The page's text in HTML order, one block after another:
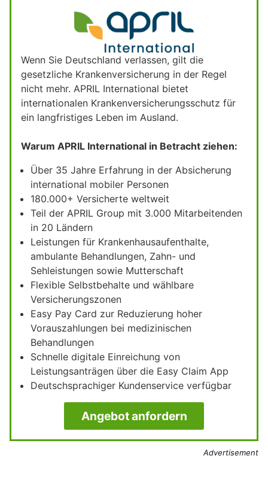
Wenn Sie Deutschland verlassen, gilt die
gesetzliche Krankenversicherung in der Regel
nicht mehr. APRIL International bietet
internationalen Krankenversicherungsschutz für
ein langfristiges Leben im Ausland.
Warum APRIL International in Betracht ziehen:
Über 35 Jahre Erfahrung in der Absicherung
international mobiler Personen
180.000+ Versicherte weltweit
Teil der APRIL Group mit 3.000 Mitarbeitenden
in 20 Ländern
Leistungen für Krankenhausaufenthalte,
ambulante Behandlungen, Zahn- und
Sehleistungen sowie Mutterschaft
Flexible Selbstbehalte und wählbare
Versicherungszonen
Easy Pay Card zur Reduzierung hoher
Vorauszahlungen bei medizinischen
Behandlungen
Schnelle digitale Einreichung von
Leistungsanträgen über die Easy Claim App
Deutschsprachiger Kundenservice verfügbar
Angebot anfordern
Advertisement